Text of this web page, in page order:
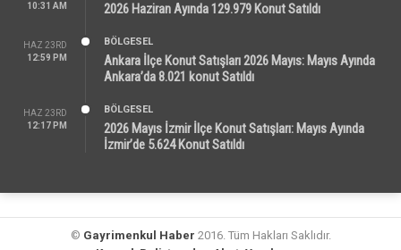
10:31 AM
2026 Haziran Ayında 129.979 Konut Satıldı
HAZ 23RD
12:59 PM
BÖLGESEL
Ankara İlçe Konut Satışları 2026 Mayıs: Mayıs Ayında
Ankara’da 8.021 konut Satıldı
HAZ 23RD
12:17 PM
BÖLGESEL
2026 Mayıs İzmir İlçe Konut Satışları: Mayıs Ayında
İzmir’de 5.624 Konut Satıldı
© Gayrimenkul Haber 2016. Tüm Hakları Saklıdır.